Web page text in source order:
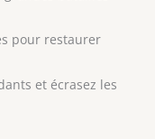
pour restaurer
et écrasez les